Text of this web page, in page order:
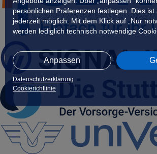
persönlichen Präferenzen festlegen. Dies ist
jederzeit möglich. Mit dem Klick auf „Nur
werden lediglich technisch notwendige
Anpassen
Datenschutzerklärung
Cookierichtlinie